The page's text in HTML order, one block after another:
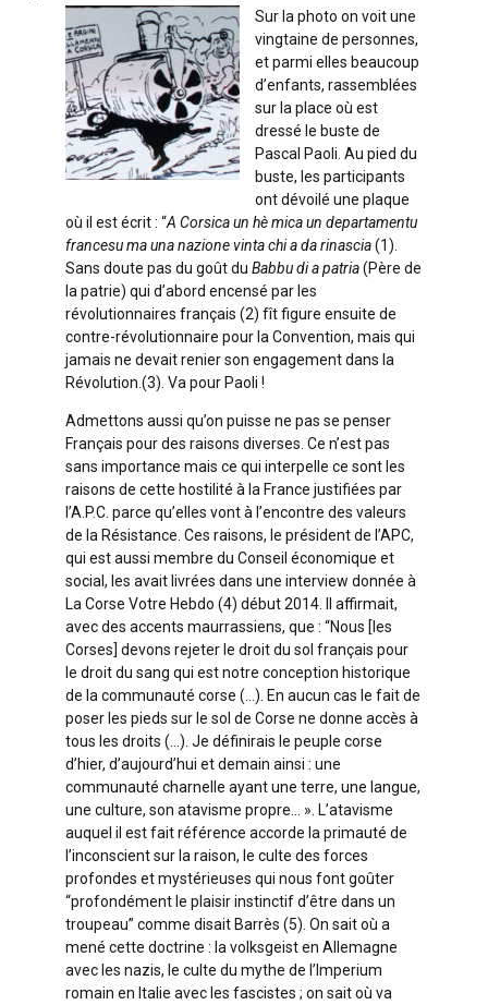
Sur la photo on voit une
vingtaine de personnes,
et parmi elles beaucoup
d’enfants, rassemblées
sur la place où est
dressé le buste de
Pascal Paoli. Au pied du
buste, les participants
ont dévoilé une plaque
où il est écrit : “A Corsica un hè mica un departamentu
francesu ma una nazione vinta chi a da rinascia(1).
Sans doute pas du goût du Babbu di a patria(Père de
la patrie) qui d’abord encensé par les
révolutionnaires français (2) fît figure ensuite de
contre-révolutionnaire pour la Convention, mais qui
jamais ne devait renier son engagement dans la
Révolution.(3). Va pour Paoli !
Admettons aussi qu’on puisse ne pas se penser
Français pour des raisons diverses. Ce n’est pas
sans importance mais ce qui interpelle ce sont les
raisons de cette hostilité à la France justifiées par
l’A.P.C. parce qu’elles vont à l’encontre des valeurs
de la Résistance. Ces raisons, le président de l’APC,
qui est aussi membre du Conseil économique et
social, les avait livrées dans une interview donnée à
La Corse Votre Hebdo (4) début 2014. Il affirmait,
avec des accents maurrassiens, que : “Nous [les
Corses] devons rejeter le droit du sol français pour
le droit du sang qui est notre conception historique
de la communauté corse (…). En aucun cas le fait de
poser les pieds sur le sol de Corse ne donne accès à
tous les droits (…). Je définirais le peuple corse
d’hier, d’aujourd’hui et demain ainsi : une
communauté charnelle ayant une terre, une langue,
une culture, son atavisme propre… ». L’atavisme
auquel il est fait référence accorde la primauté de
l’inconscient sur la raison, le culte des forces
profondes et mystérieuses qui nous font goûter
“profondément le plaisir instinctif d’être dans un
troupeau” comme disait Barrès (5). On sait où a
mené cette doctrine : la volksgeist en Allemagne
avec les nazis, le culte du mythe de l’Imperium
romain en Italie avec les fascistes ; on sait où va